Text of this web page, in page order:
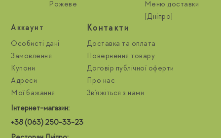
Рожеве
Меню доставки
[Дніпро]
Aккаунт
Особисті дані
Замовлення
Купони
Адреси
Мої бажання
Контакти
Доставка та оплата
Повернення товару
Договір публічної оферти
Про нас
Зв'яжіться з нами
Інтернет-магазин:
+38 (063) 250-33-23